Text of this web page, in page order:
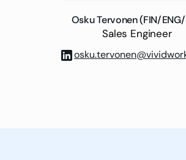
Osku Tervonen (FIN/
Sales Engineer